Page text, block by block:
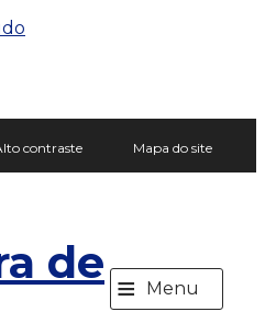
contraste Mapa do site
de ≡ Menu